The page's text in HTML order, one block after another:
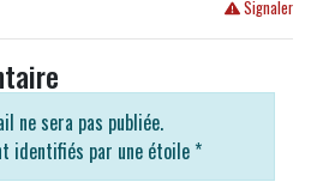
Signaler
ne sera pas publiée.
identifiés par une étoile *